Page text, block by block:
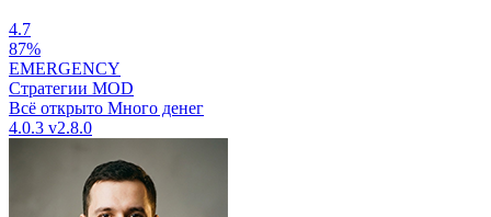
4.7
87%
EMERGENCY
Стратегии MOD
Всё открыто Много денег
4.0.3 v2.8.0